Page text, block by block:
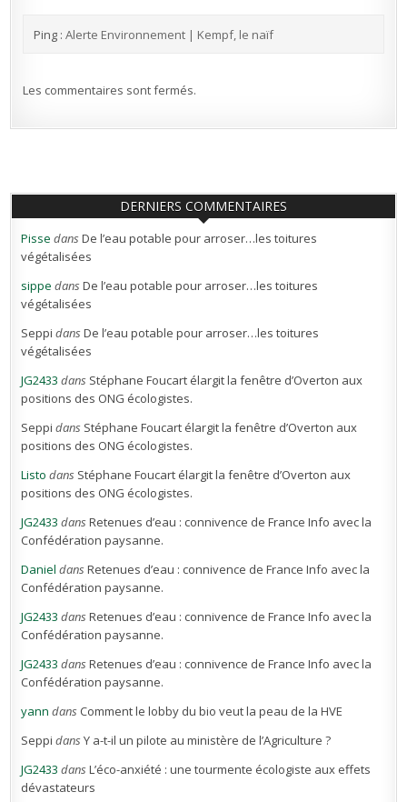
Ping : Alerte Environnement | Kempf, le naïf
Les commentaires sont fermés.
DERNIERS COMMENTAIRES
Pisse dansDe l’eau potable pour arroser…les toitures
végétalisées
sippe dansDe l’eau potable pour arroser…les toitures
végétalisées
Seppi dansDe l’eau potable pour arroser…les toitures
végétalisées
JG2433 dans Stéphane Foucart élargit la fenêtre d’Overton aux
positions des ONG écologistes.
Seppi dans Stéphane Foucart élargit la fenêtre d’Overton aux
positions des ONG écologistes.
Listo dans Stéphane Foucart élargit la fenêtre d’Overton aux
positions des ONG écologistes.
JG2433 dansRetenues d’eau : connivence de France Info avec la
Confédération paysanne.
Daniel dansRetenues d’eau : connivence de France Info avec la
Confédération paysanne.
JG2433 dansRetenues d’eau : connivence de France Info avec la
Confédération paysanne.
JG2433 dansRetenues d’eau : connivence de France Info avec la
Confédération paysanne.
yann dans Comment le lobby du bio veut la peau de la HVE
Seppi dansY a-t-il un pilote au ministère de l’Agriculture ?
JG2433 dansL’éco-anxiété : une tourmente écologiste aux effets
dévastateurs